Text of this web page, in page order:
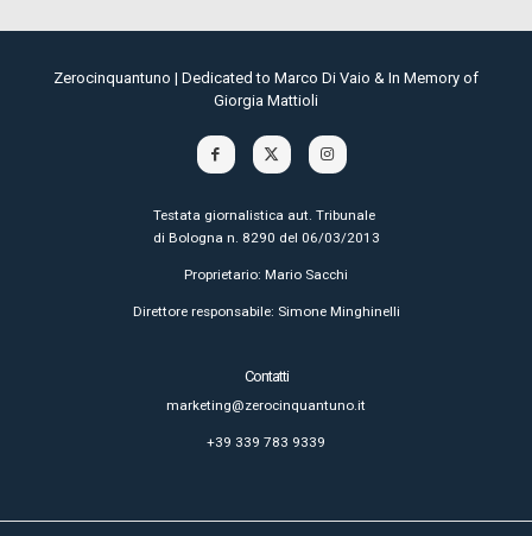
Zerocinquantuno | Dedicated to Marco Di Vaio & In Memory of
Giorgia Mattioli
Testata giornalistica aut. Tribunale
di Bologna n. 8290 del 06/03/2013
Proprietario: Mario Sacchi
Direttore responsabile: Simone Minghinelli
Contatti
marketing@zerocinquantuno.it
+39 339 783 9339